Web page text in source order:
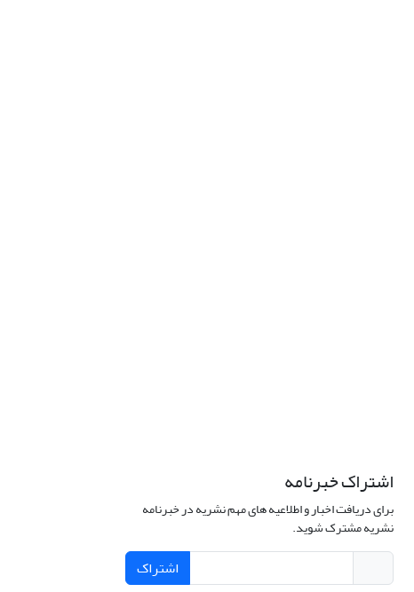
اشتراک خبرنامه
برای دریافت اخبار و اطلاعیه های مهم نشریه در خبرنامه
نشریه مشترک شوید.
اشتراک